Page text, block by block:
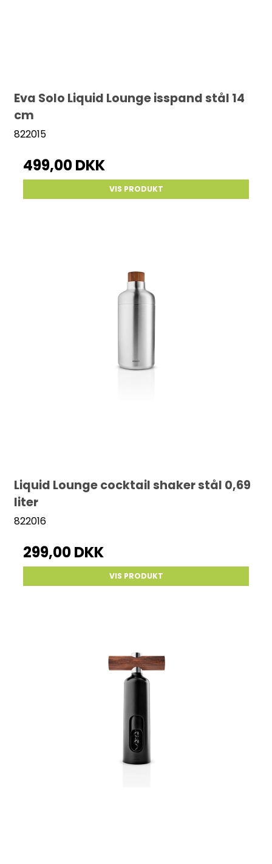
Eva Solo Liquid Lounge isspand stål 14
cm
822015
499,00 DKK
VIS PRODUKT
Liquid Lounge cocktail shaker stål 0,69
liter
822016
299,00 DKK
VIS PRODUKT